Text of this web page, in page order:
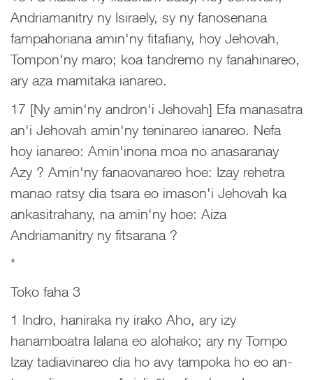
Andriamanitry ny Isiraely, sy ny fanosenana
fampahoriana amin'ny fitafiany, hoy Jehovah,
Tompon'ny maro; koa tandremo ny fanahinareo,
ary aza mamitaka ianareo.
17 [Ny amin'ny andron'i Jehovah] Efa manasatra
an'i Jehovah amin'ny teninareo ianareo. Nefa
hoy ianareo: Amin'inona moa no anasaranay
Azy ? Amin'ny fanaovanareo hoe: Izay rehetra
manao ratsy dia tsara eo imason'i Jehovah ka
ankasitrahany, na amin'ny hoe: Aiza
Andriamanitry ny fitsarana ?
*
Toko faha 3
1 Indro, haniraka ny irako Aho, ary izy
hanamboatra lalana eo alohako; ary ny Tompo
Izay tadiavinareo dia ho avy tampoka ho eo an-